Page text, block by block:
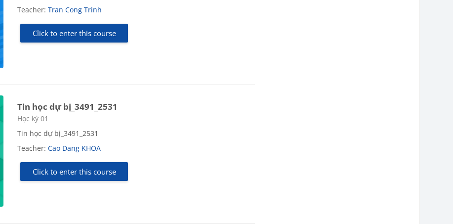
Teacher:Tran Cong Trinh
Click to enter this course
Tin học dự bị_3491_2531
Course category
Học kỳ 01
Tin học dự bị_3491_2531
Teacher:Cao Dang KHOA
Click to enter this course